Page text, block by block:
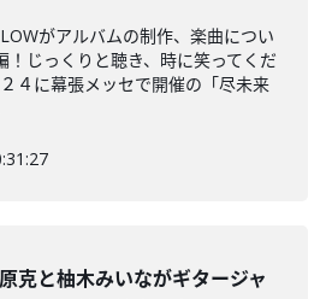
がアルバムの制作、楽曲につい
！じっくりと聴き、時に笑ってくだ
４に幕張メッセで開催の「尽未来
克と柚木みいながギタージャ